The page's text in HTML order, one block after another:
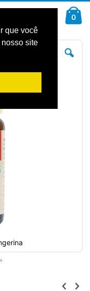
que você
site
0